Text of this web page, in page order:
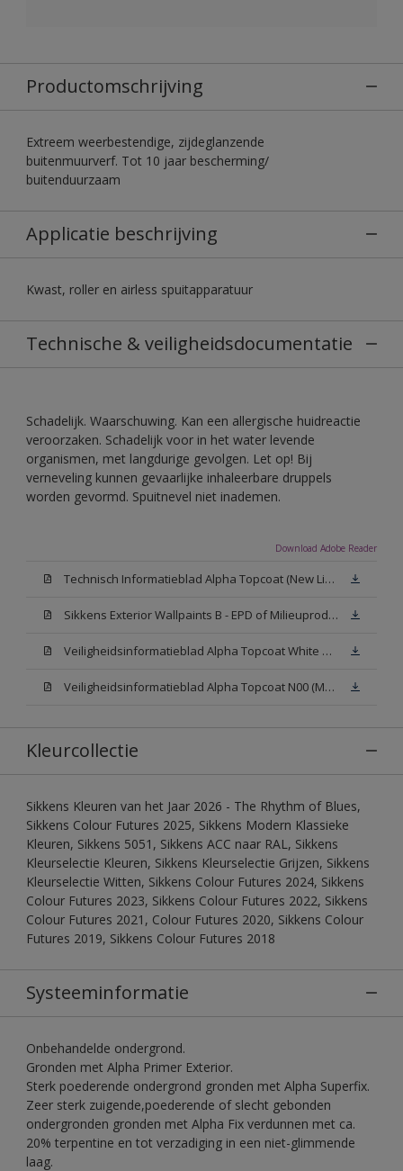
Productomschrijving
Extreem weerbestendige, zijdeglanzende
buitenmuurverf. Tot 10 jaar bescherming/
buitenduurzaam
Applicatie beschrijving
Kwast, roller en airless spuitapparatuur
Technische & veiligheidsdocumentatie
Schadelijk. Waarschuwing. Kan een allergische huidreactie
veroorzaken. Schadelijk voor in het water levende
organismen, met langdurige gevolgen. Let op! Bij
verneveling kunnen gevaarlijke inhaleerbare druppels
worden gevormd. Spuitnevel niet inademen.
Download Adobe Reader
Technisch Informatieblad Alpha Topcoat (New Livery) (PDF)
Sikkens Exterior Wallpaints B - EPD of Milieuproductverklaring
Veiligheidsinformatieblad Alpha Topcoat White W05 (MSDS)
Veiligheidsinformatieblad Alpha Topcoat N00 (MSDS)
Kleurcollectie
Sikkens Kleuren van het Jaar 2026 - The Rhythm of Blues,
Sikkens Colour Futures 2025, Sikkens Modern Klassieke
Kleuren, Sikkens 5051, Sikkens ACC naar RAL, Sikkens
Kleurselectie Kleuren, Sikkens Kleurselectie Grijzen, Sikkens
Kleurselectie Witten, Sikkens Colour Futures 2024, Sikkens
Colour Futures 2023, Sikkens Colour Futures 2022, Sikkens
Colour Futures 2021, Colour Futures 2020, Sikkens Colour
Futures 2019, Sikkens Colour Futures 2018
Systeeminformatie
Onbehandelde ondergrond.
Gronden met Alpha Primer Exterior.
Sterk poederende ondergrond gronden met Alpha Superfix.
Zeer sterk zuigende,poederende of slecht gebonden
ondergronden gronden met Alpha Fix verdunnen met ca.
20% terpentine en tot verzadiging in een niet-glimmende
laag.